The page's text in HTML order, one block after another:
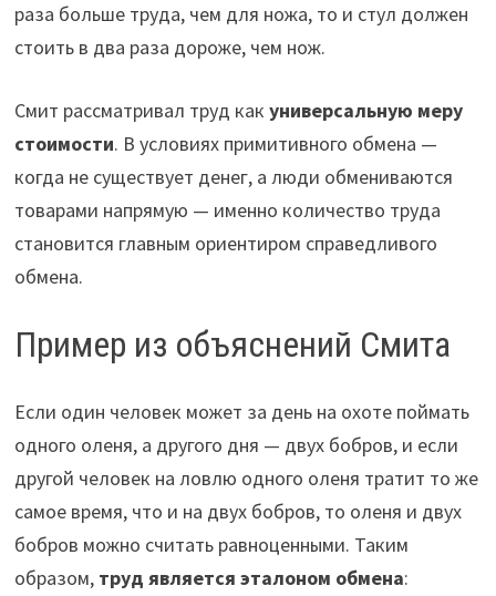
раза больше труда, чем для ножа, то и стул должен
стоить в два раза дороже, чем нож.
Смит рассматривал труд как универсальную меру
стоимости. В условиях примитивного обмена —
когда не существует денег, а люди обмениваются
товарами напрямую — именно количество труда
становится главным ориентиром справедливого
обмена.
Пример из объяснений Смита
Если один человек может за день на охоте поймать
одного оленя, а другого дня — двух бобров, и если
другой человек на ловлю одного оленя тратит то же
самое время, что и на двух бобров, то оленя и двух
бобров можно считать равноценными. Таким
образом, труд является эталоном обмена: